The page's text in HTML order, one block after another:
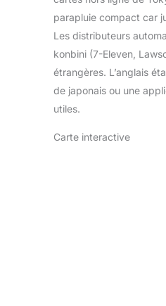
parapluie compact car
Les distributeurs
konbini (7-Eleven,
étrangères. L’anglais
de japonais ou une
utiles.
Carte interactive